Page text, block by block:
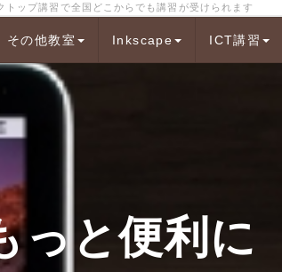
ップ講習で全国どこからでも講習が受けられます
その他教室 Inkscape ICT講習
っと便利に